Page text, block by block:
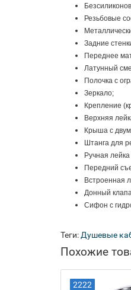
Резьбовые
Задние
Переднее
Латунный
Полочка с
Зеркало;
Крепление
Верхняя
Крыша с
Штанга для
Ручная
Передний
Встроенная
Донный
Сифон с
Теги: Душевые
Похожие
2222